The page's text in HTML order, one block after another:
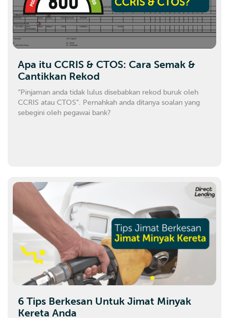
Apa itu CCRIS & CTOS: Cara Semak &
Cantikkan Rekod
“Pinjaman anda tidak lulus disebabkan rekod buruk oleh
CCRIS atau CTOS”. Pernahkah anda ditanya soalan yang
sebegini oleh pegawai bank?
6 Tips Berkesan Untuk Jimat Minyak
Kereta Anda